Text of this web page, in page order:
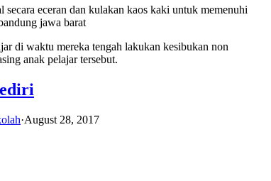
eceran dan kulakan kaos kaki untuk memenuhi
jawa barat
di waktu mereka tengah lakukan kesibukan non
anak pelajar tersebut.
·August 28, 2017